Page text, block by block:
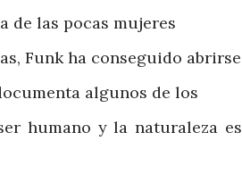
de las pocas mujeres
Funk ha conseguido abrirse
algunos de los
humano y la naturaleza